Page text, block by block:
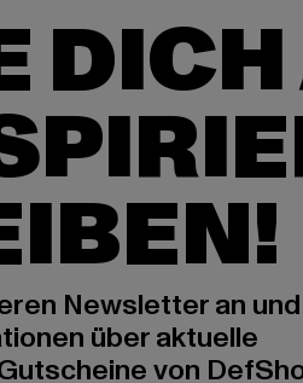
Newsletter an und
über aktuelle
von